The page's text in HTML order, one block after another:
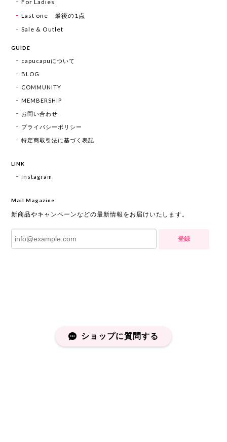
For Ladies
Last one 最後の1点
Sale & Outlet
GUIDE
capucapuについて
BLOG
COMMUNITY
MEMBERSHIP
お問い合わせ
プライバシーポリシー
特定商取引法に基づく表記
LINK
Instagram
Mail Magazine
新商品やキャンペーンなどの最新情報をお届けいたします。
登録
ショップに質問する